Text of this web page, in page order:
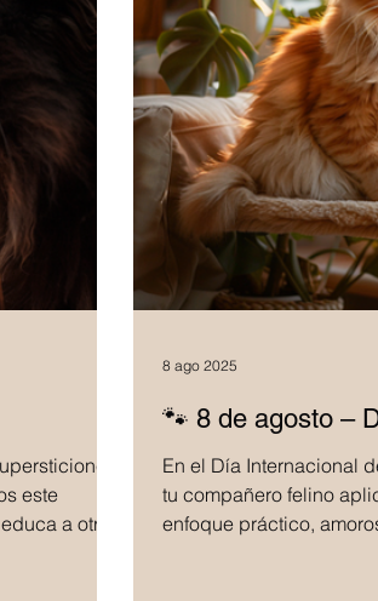
este
a otros
🐾 8 de agosto –
En el Día Internacional
tu compañero felino
enfoque práctico,
8 ago 2025